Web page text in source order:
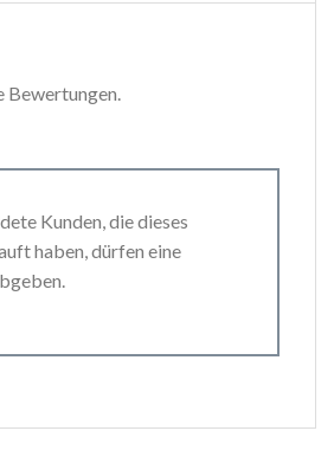
Bewertungen.
Kunden, die dieses
haben, dürfen eine